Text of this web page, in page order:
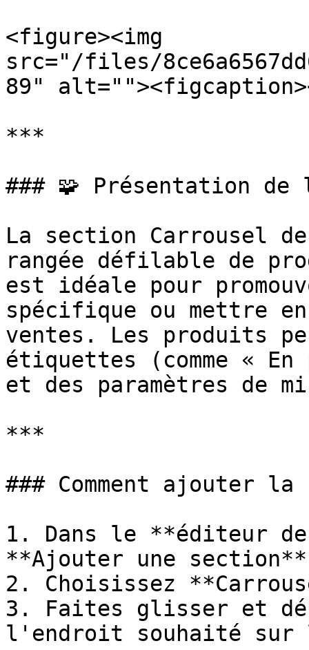
<figure><img
src="/files/
89"
***
### 🧩 Présentation
La section Carrousel
rangée défilable de
est idéale pour
spécifique ou mettre
ventes. Les produits
étiquettes (comme «
et des paramètres de
***
### Comment ajouter
1. Dans le **éditeur
**Ajouter une section**
2. Choisissez
3. Faites glisser et
l'endroit souhaité sur